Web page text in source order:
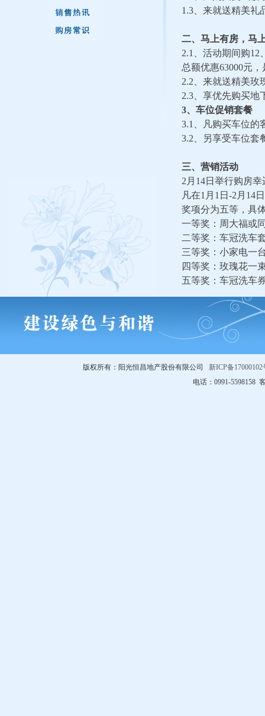
1.3 、来就送精美
二、马上有房，马
2.1
、活动期间购12
总额优惠63000元，
2.2 、来就送精美玫
2.3 、享优先购买地
3、车位促销套餐
3.1
、凡购买车位的
3.2 、另享受车位套
三、营销活动
2 月 14日举行购房
凡在1 月 1 日 -2 月 14
奖项分为五等，具
一等奖：周大福或
二等奖：车冠洗车
三等奖：小家电一
四等奖：玫瑰花一
五等奖：车冠洗车
版权所有：阳光恒昌地产股份有限公司 新ICP备17000102
电话：0991-5598158